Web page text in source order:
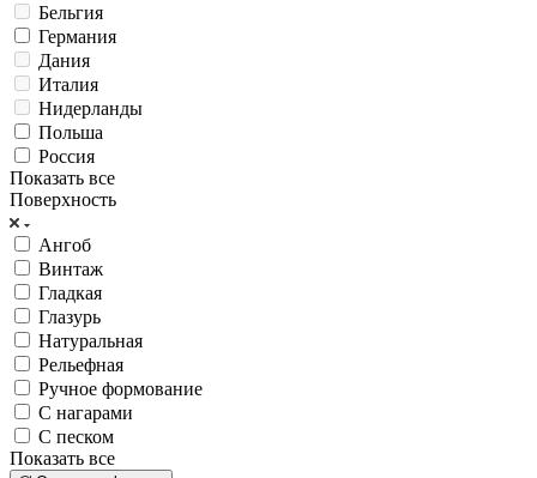
Бельгия
Германия
Дания
Италия
Нидерланды
Польша
Россия
Показать все
Поверхность
Ангоб
Винтаж
Гладкая
Глазурь
Натуральная
Рельефная
Ручное формование
С нагарами
С песком
Показать все